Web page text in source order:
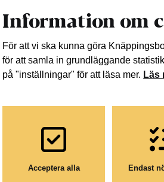
011-470 53 11
malin.eklof@castellum.se
Information om
För att vi ska kunna göra
för att samla in grundläggande
på "inställningar" för att läsa mer. Läs
Acceptera alla Endast